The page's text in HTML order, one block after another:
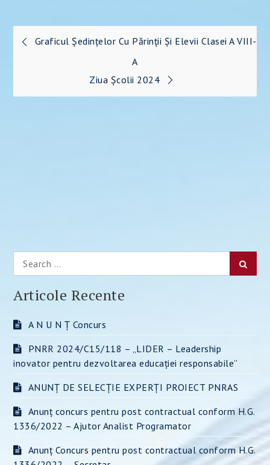
Navigare
articole
Graficul Şedinţelor Cu Părinţii Şi Elevii Clasei A VIII-
A
Ziua Şcolii 2024
Search
for:
Articole Recente
A N U N Ț Concurs
PNRR 2024/C15/118 – „LIDER – Leadership
inovator pentru dezvoltarea educației responsabile”
ANUNȚ DE SELECȚIE EXPERȚI PROIECT PNRAS
Anunț concurs pentru post contractual conform H.G.
1336/2022 – Ajutor Analist Programator
Anunț Concurs pentru post contractual conform H.G.